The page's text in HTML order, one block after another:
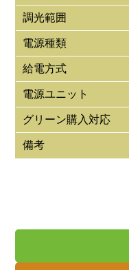
調光範囲
電源種類
給電方式
電源ユニット
グリーン購入対応
備考